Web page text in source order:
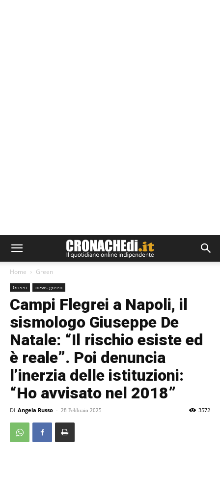
Home Green
Green news green
Campi Flegrei a Napoli, il
sismologo Giuseppe De
Natale: “Il rischio esiste ed
è reale”. Poi denuncia
l’inerzia delle istituzioni:
“Ho avvisato nel 2018”
Di Angela Russo - 28 Febbraio 2025 3572